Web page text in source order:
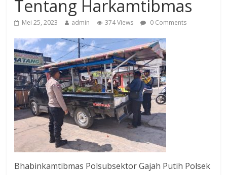
Tentang Harkamtibmas
Mei 25, 2023 admin 374 Views 0 Comments
Bhabinkamtibmas Polsubsektor Gajah Putih Polsek